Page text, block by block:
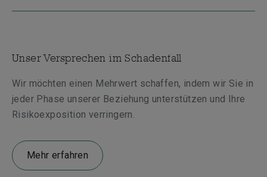
Unser Versprechen im Schadenfall
Wir möchten einen Mehrwert schaffen, indem wir Sie in
jeder Phase unserer Beziehung unterstützen und Ihre
Risikoexposition verringern.
Mehr erfahren